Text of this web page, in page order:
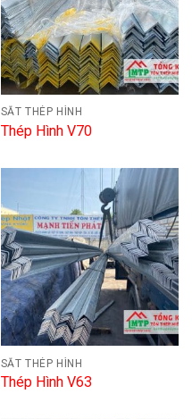
SẮT THÉP HÌNH
Thép Hình V70
SẮT THÉP HÌNH
Thép Hình V63